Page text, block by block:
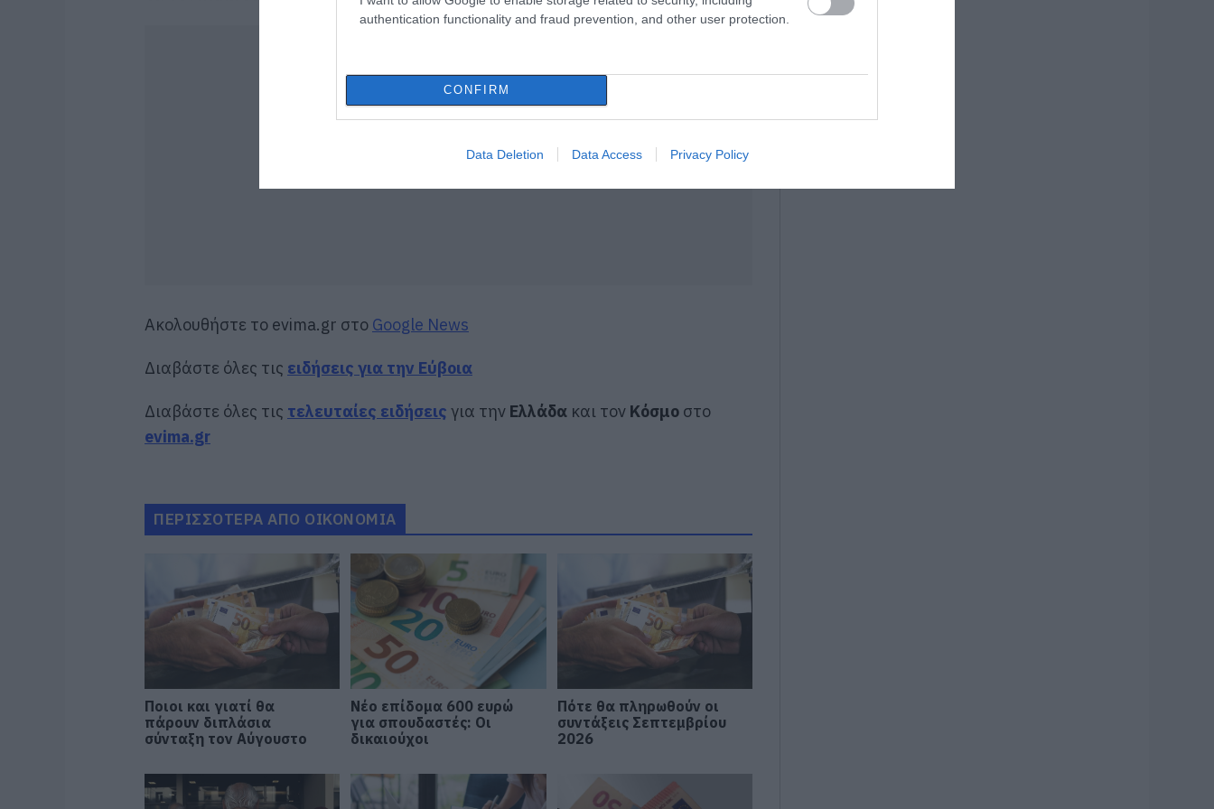
authentication functionality and fraud prevention, and other user protection.
CONFIRM
Data Deletion Data Access Privacy Policy
Ακολουθήστε το evima.gr στο Google News
Διαβάστε όλες τις ειδήσεις για την Εύβοια
Διαβάστε όλες τις τελευταίες ειδήσεις για την Ελλάδα και τον Κόσμο στο
evima.gr
ΠΕΡΙΣΣΟΤΕΡΑ ΑΠΟ ΟΙΚΟΝΟΜΙΑ
Ποιοι και γιατί θα
πάρουν διπλάσια
σύνταξη τον Αύγουστο
Νέο επίδομα 600 ευρώ
για σπουδαστές: Οι
δικαιούχοι
Πότε θα πληρωθούν οι
συντάξεις Σεπτεμβρίου
2026